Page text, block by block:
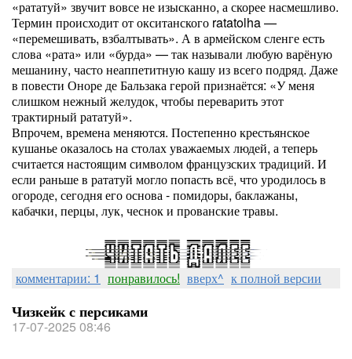
«рататуй» звучит вовсе не изысканно, а скорее насмешливо.
Термин происходит от окситанского ratatolha —
«перемешивать, взбалтывать». А в армейском сленге есть
слова «рата» или «бурда» — так называли любую варёную
мешанину, часто неаппетитную кашу из всего подряд. Даже
в повести Оноре де Бальзака герой признаётся: «У меня
слишком нежный желудок, чтобы переварить этот
трактирный рататуй».
Впрочем, времена меняются. Постепенно крестьянское
кушанье оказалось на столах уважаемых людей, а теперь
считается настоящим символом французских традиций. И
если раньше в рататуй могло попасть всё, что уродилось в
огороде, сегодня его основа - помидоры, баклажаны,
кабачки, перцы, лук, чеснок и прованские травы.
комментарии: 1 понравилось! вверх^ к полной версии
Чизкейк с персиками
17-07-2025 08:46